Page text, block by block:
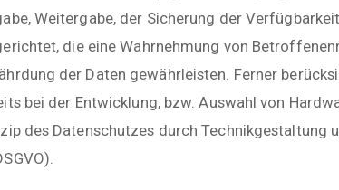
Weitergabe, der Sicherung der
die eine Wahrnehmung von
der Daten gewährleisten. Ferner
bei der Entwicklung, bzw. Auswahl von
des Datenschutzes durch